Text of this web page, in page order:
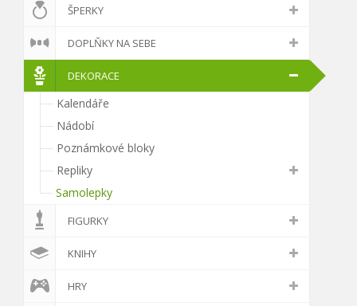
ŠPERKY
DOPLŇKY NA SEBE
DEKORACE
Kalendáře
Nádobí
Poznámkové bloky
Repliky
Samolepky
FIGURKY
KNIHY
HRY